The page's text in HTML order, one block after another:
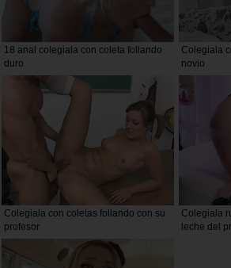
18 anal colegiala con coleta follando
duro
Colegiala
novio
Colegiala con coletas follando con su
profesor
Colegiala
leche del